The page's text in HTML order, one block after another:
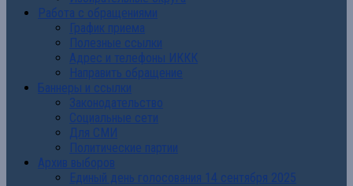
Работа с обращениями
График приема
Полезные ссылки
Адрес и телефоны ИККК
Направить обращение
Баннеры и ссылки
Законодательство
Социальные сети
Для СМИ
Политические партии
Архив выборов
Единый день голосования 14 сентября 2025